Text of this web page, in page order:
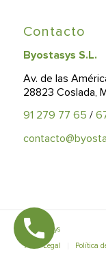
Contacto
Byostasys S.L.
Av. de las
28823 Coslada,
91 279 77 65 /
© Byostasys
Aviso Legal
Política